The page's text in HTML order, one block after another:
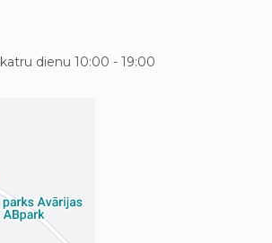
katru dienu 10:00 - 19:00